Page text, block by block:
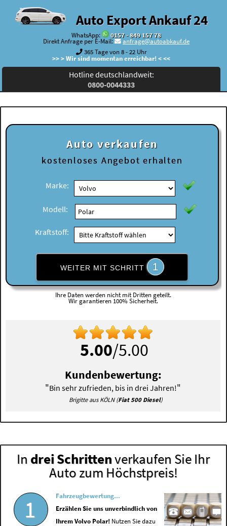
Auto Export Ankauf 24
WhatsApp:
0157 - 849 157 78
Direkt Anfrage per E-Mail:
anfrage@autoabkauf.de
365 Tage von 8 - 22 Uhr
>> > Wir sind momentan erreichbar! < <<
Hotline deutschlandweit:
0800-0044333
Auto verkaufen
kostenloses Angebot erhalten
Marke:
Modell:
Kraftstoff:
WEITER MIT SCHRITT 1
Ihre Daten werden nicht mit Dritten geteilt.
Wir garantieren 100% Sicherheit.
5.00/5.00
Kundenbewertung:
"Bin sehr zufrieden, bis in drei Jahren!"
Brigitte aus KÖLN (Fiat 500 Diesel)
In drei Schrittenverkaufen Sie Ihr
Auto zum Höchstpreis!
1
Fahrzeugbewertung...
Erzählen Sie uns unverbindlich von
Ihrem Volvo Polar! Nutzen Sie dazu